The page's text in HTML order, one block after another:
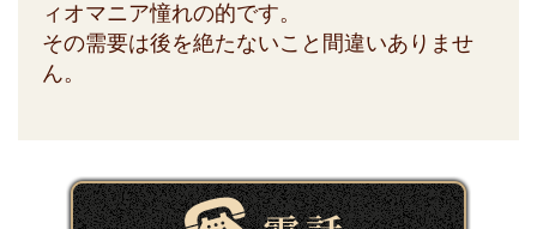
ィオマニア憧れの的です。
その需要は後を絶たないこと間違いありませ
ん。